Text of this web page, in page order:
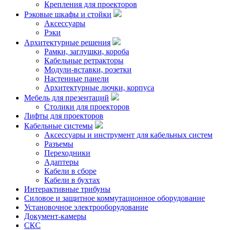
Крепления для проекторов
Рэковые шкафы и стойки
Аксессуары
Рэки
Архитектурные решения
Рамки, заглушки, короба
Кабельные ретракторы
Модули-вставки, розетки
Настенные панели
Архитектурные лючки, корпуса
Мебель для презентаций
Столики для проекторов
Лифты для проекторов
Кабельные системы
Аксессуары и инструмент для кабельных систем
Разъемы
Переходники
Адаптеры
Кабели в сборе
Кабели в бухтах
Интерактивные трибуны
Силовое и защитное коммутационное оборудование
Установочное электрооборудование
Документ-камеры
СКС